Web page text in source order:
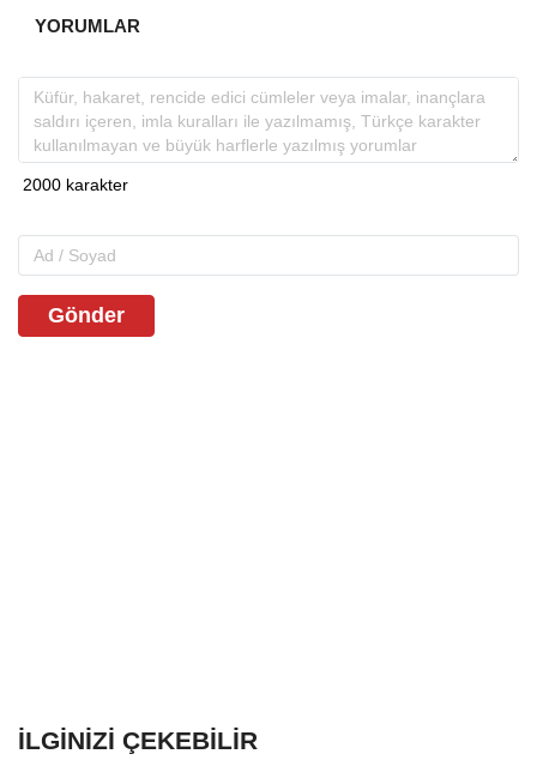
YORUMLAR
Gönder
İLGINIZI ÇEKEBILIR